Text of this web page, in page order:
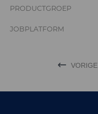
PRODUCTGROEP
JOBPLATFORM
VORIGE